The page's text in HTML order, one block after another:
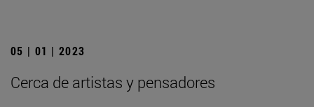
05 | 01 | 2023
Cerca de artistas y pensadores